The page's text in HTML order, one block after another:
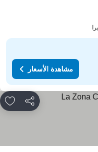
مشاهدة الأسعار
مشاركة